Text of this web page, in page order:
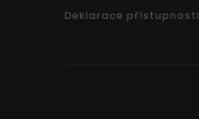
Deklarace přístupnosti